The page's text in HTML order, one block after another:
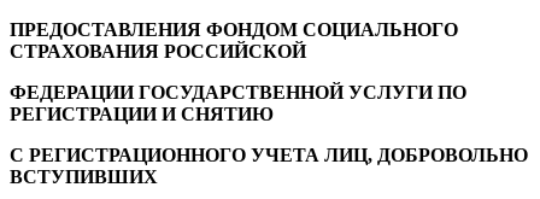
ПРЕДОСТАВЛЕНИЯ ФОНДОМ СОЦИАЛЬНОГО
СТРАХОВАНИЯ РОССИЙСКОЙ
ФЕДЕРАЦИИ ГОСУДАРСТВЕННОЙ УСЛУГИ ПО
РЕГИСТРАЦИИ И СНЯТИЮ
С РЕГИСТРАЦИОННОГО УЧЕТА ЛИЦ, ДОБРОВОЛЬНО
ВСТУПИВШИХ